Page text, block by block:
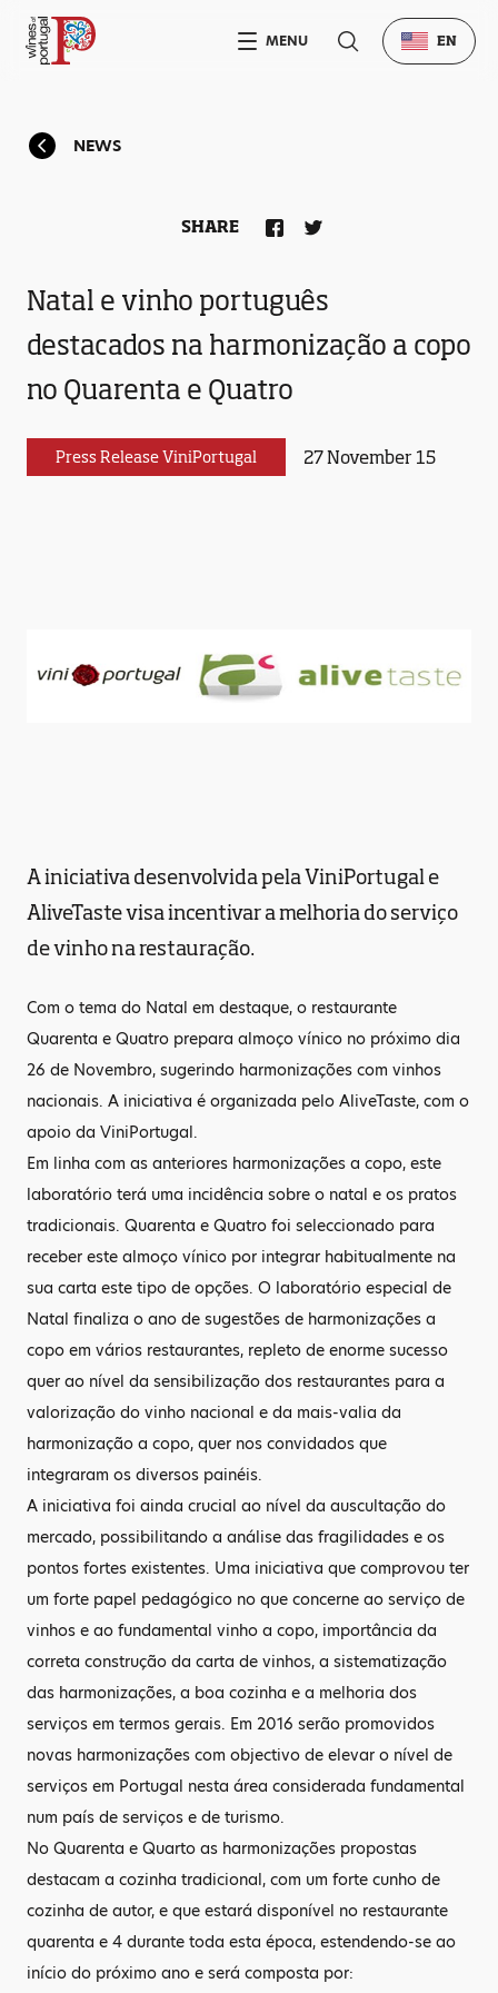
NEWS
Natal e vinho português
destacados na harmonização a copo
no Quarenta e Quatro
Press Release ViniPortugal 27 November 15
SHARE
A iniciativa desenvolvida pela ViniPortugal e
AliveTaste visa incentivar a melhoria do serviço
de vinho na restauração.
Com o tema do Natal em destaque, o restaurante
Quarenta e Quatro prepara almoço vínico no próximo dia
26 de Novembro, sugerindo harmonizações com vinhos
nacionais. A iniciativa é organizada pelo AliveTaste, com o
apoio da ViniPortugal.
Em linha com as anteriores harmonizações a copo, este
laboratório terá uma incidência sobre o natal e os pratos
tradicionais. Quarenta e Quatro foi seleccionado para
receber este almoço vínico por integrar habitualmente na
sua carta este tipo de opções. O laboratório especial de
Natal finaliza o ano de sugestões de harmonizações a
copo em vários restaurantes, repleto de enorme sucesso
quer ao nível da sensibilização dos restaurantes para a
valorização do vinho nacional e da mais-valia da
harmonização a copo, quer nos convidados que
integraram os diversos painéis.
A iniciativa foi ainda crucial ao nível da auscultação do
mercado, possibilitando a análise das fragilidades e os
pontos fortes existentes. Uma iniciativa que comprovou ter
um forte papel pedagógico no que concerne ao serviço de
vinhos e ao fundamental vinho a copo, importância da
correta construção da carta de vinhos, a sistematização
das harmonizações, a boa cozinha e a melhoria dos
serviços em termos gerais. Em 2016 serão promovidos
novas harmonizações com objectivo de elevar o nível de
serviços em Portugal nesta área considerada fundamental
num país de serviços e de turismo.
No Quarenta e Quarto as harmonizações propostas
destacam a cozinha tradicional, com um forte cunho de
cozinha de autor, e que estará disponível no restaurante
quarenta e 4 durante toda esta época, estendendo-se ao
início do próximo ano e será composta por:
MENU EN